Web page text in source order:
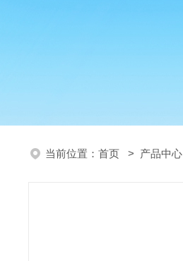
当前位置： 首页 > 产品中心